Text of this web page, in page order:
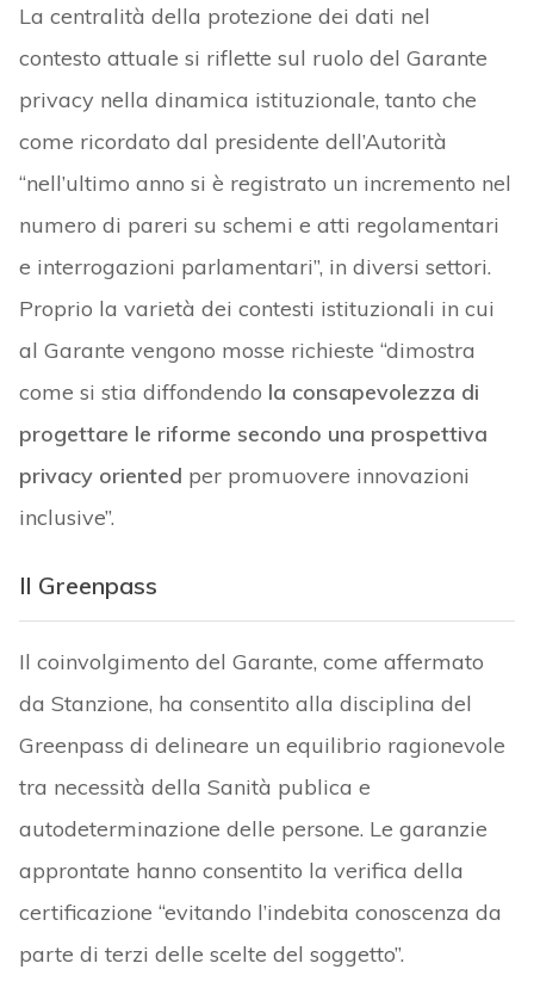
La centralità della protezione dei dati nel
contesto attuale si riflette sul ruolo del Garante
privacy nella dinamica istituzionale, tanto che
come ricordato dal presidente dell’Autorità
“nell’ultimo anno si è registrato un incremento nel
numero di pareri su schemi e atti regolamentari
e interrogazioni parlamentari”, in diversi settori.
Proprio la varietà dei contesti istituzionali in cui
al Garante vengono mosse richieste “dimostra
come si stia diffondendo la consapevolezza di
progettare le riforme secondo una prospettiva
privacy oriented per promuovere innovazioni
inclusive”.
Il Greenpass
Il coinvolgimento del Garante, come affermato
da Stanzione, ha consentito alla disciplina del
Greenpass di delineare un equilibrio ragionevole
tra necessità della Sanità publica e
autodeterminazione delle persone. Le garanzie
approntate hanno consentito la verifica della
certificazione “evitando l’indebita conoscenza da
parte di terzi delle scelte del soggetto”.